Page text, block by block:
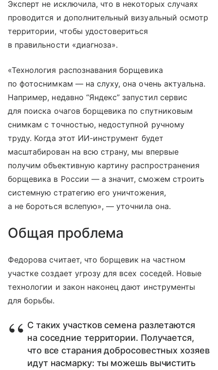
Эксперт не исключила, что в некоторых случаях
проводится и дополнительный визуальный осмотр
территории, чтобы удостовериться
в правильности «диагноза».
«Технология распознавания борщевика
по фотоснимкам — на слуху, она очень актуальна.
Например, недавно “Яндекс” запустил сервис
для поиска очагов борщевика по спутниковым
снимкам с точностью, недоступной ручному
труду. Когда этот ИИ-инструмент будет
масштабирован на всю страну, мы впервые
получим объективную картину распространения
борщевика в России — а значит, сможем строить
системную стратегию его уничтожения,
а не бороться вслепую», — уточнила она.
Общая проблема
Федорова считает, что борщевик на частном
участке создает угрозу для всех соседей. Новые
технологии и закон наконец дают инструменты
для борьбы.
С таких участков семена разлетаются
на соседние территории. Получается,
что все старания добросовестных хозяев
идут насмарку: ты можешь вычистить